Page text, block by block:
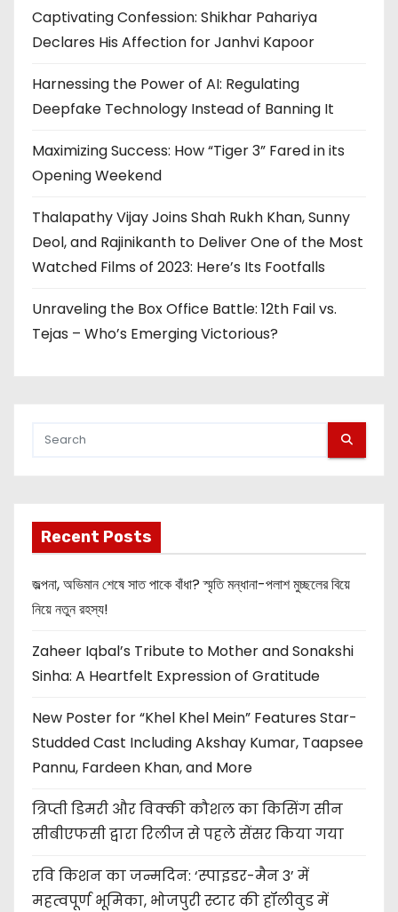
Captivating Confession: Shikhar Pahariya
Declares His Affection for Janhvi Kapoor
Harnessing the Power of AI: Regulating
Deepfake Technology Instead of Banning It
Maximizing Success: How “Tiger 3” Fared in its
Opening Weekend
Thalapathy Vijay Joins Shah Rukh Khan, Sunny
Deol, and Rajinikanth to Deliver One of the Most
Watched Films of 2023: Here’s Its Footfalls
Unraveling the Box Office Battle: 12th Fail vs.
Tejas – Who’s Emerging Victorious?
Recent Posts
জল্পনা, অভিমান শেষে সাত পাকে বাঁধা? স্মৃতি মন্ধানা-পলাশ মুচ্ছলের বিয়ে
নিয়ে নতুন রহস্য!
Zaheer Iqbal’s Tribute to Mother and Sonakshi
Sinha: A Heartfelt Expression of Gratitude
New Poster for “Khel Khel Mein” Features Star-
Studded Cast Including Akshay Kumar, Taapsee
Pannu, Fardeen Khan, and More
त्रिप्ती डिमरी और विक्की कौशल का किसिंग सीन
सीबीएफसी द्वारा रिलीज से पहले सेंसर किया गया
रवि किशन का जन्मदिन: ‘स्पाइडर-मैन 3’ में
महत्वपूर्ण भूमिका, भोजपुरी स्टार की हॉलीवुड में